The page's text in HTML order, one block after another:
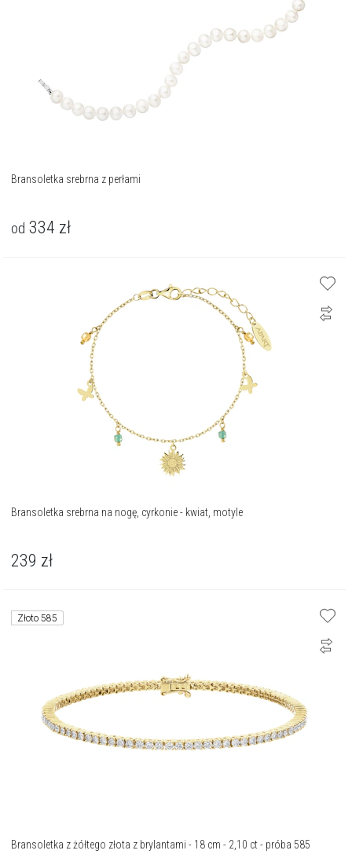
Bransoletka srebrna z perłami
od 334 zł
Bransoletka srebrna na nogę, cyrkonie - kwiat, motyle
239 zł
Złoto 585
Bransoletka z żółtego złota z brylantami - 18 cm - 2,10 ct - próba 585